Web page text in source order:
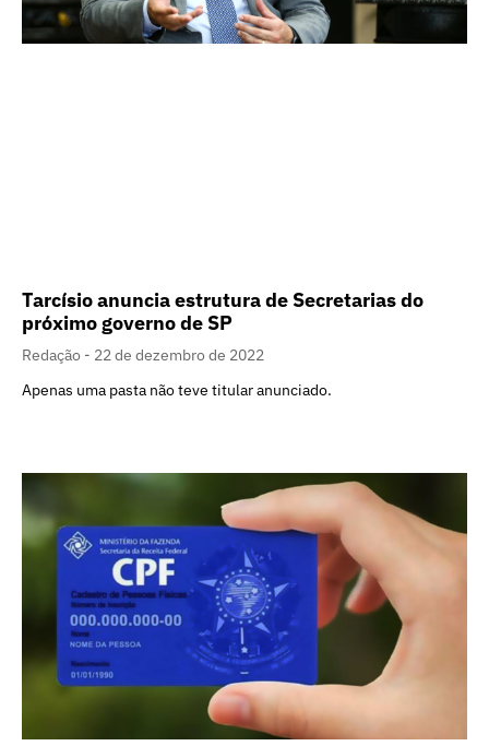
Tarcísio anuncia estrutura de Secretarias do
próximo governo de SP
Redação
22 de dezembro de 2022
Apenas uma pasta não teve titular anunciado.